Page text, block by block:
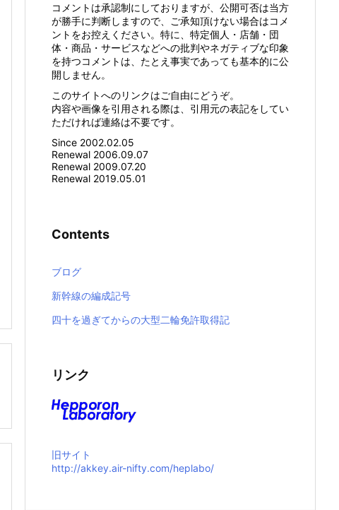
コメントは承認制にしておりますが、公開可否は当方
が勝手に判断しますので、ご承知頂けない場合はコメ
ントをお控えください。特に、特定個人・店舗・団
体・商品・サービスなどへの批判やネガティブな印象
を持つコメントは、たとえ事実であっても基本的に公
開しません。
このサイトへのリンクはご自由にどうぞ。
内容や画像を引用される際は、引用元の表記をしてい
ただければ連絡は不要です。
Since 2002.02.05
Renewal 2006.09.07
Renewal 2009.07.20
Renewal 2019.05.01
Contents
ブログ
新幹線の編成記号
四十を過ぎてからの大型二輪免許取得記
リンク
旧サイト
http://akkey.air-nifty.com/heplabo/